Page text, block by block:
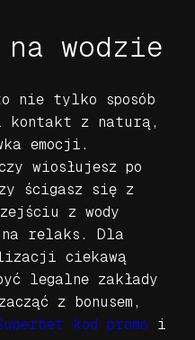
wodzie
nie tylko sposób
kontakt z naturą,
emocji.
wiosłujesz po
ścigasz się z
z wody
relaks. Dla
ciekawą
legalne zakłady
z bonusem,
kod promo i